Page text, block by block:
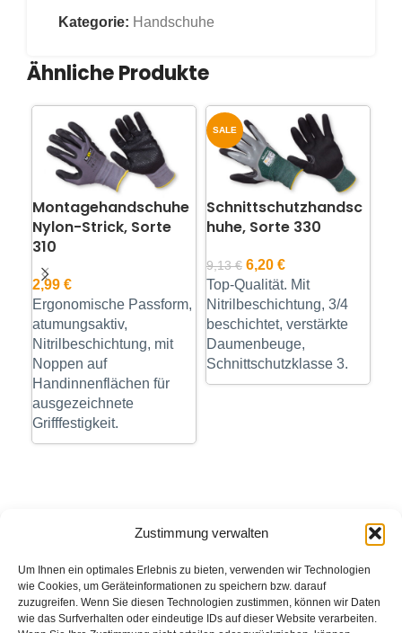
Zustimmung verwalten
Um Ihnen ein optimales Erlebnis zu bieten, verwenden wir Technologien
wie Cookies, um Geräteinformationen zu speichern bzw. darauf
zuzugreifen. Wenn Sie diesen Technologien zustimmen, können wir Daten
wie das Surfverhalten oder eindeutige IDs auf dieser Website verarbeiten.
Kategorie: Handschuhe
Ähnliche Produkte
Montagehandschuhe
Nylon-Strick, Sorte
310
2,99 €
Ergonomische Passform,
atumungsaktiv,
Nitrilbeschichtung, mit
Noppen auf
Handinnenflächen für
ausgezeichnete
Grifffestigkeit.
SALE
Schnittschutzhandsc
huhe, Sorte 330
9,13€ 6,20 €
Top-Qualität. Mit
Nitrilbeschichtung, 3/4
beschichtet, verstärkte
Daumenbeuge,
Schnittschutzklasse 3.